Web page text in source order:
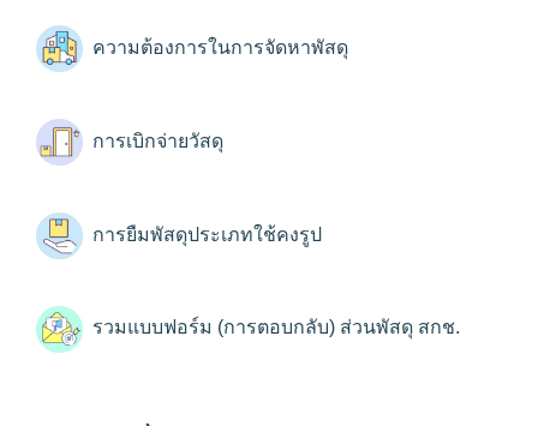
ความต้องการในการจัดหาพัสดุ
การเบิกจ่ายวัสดุ
การยืมพัสดุประเภทใช้คงรูป
รวมแบบฟอร์ม (การตอบกลับ) ส่วนพัสดุ สกช.